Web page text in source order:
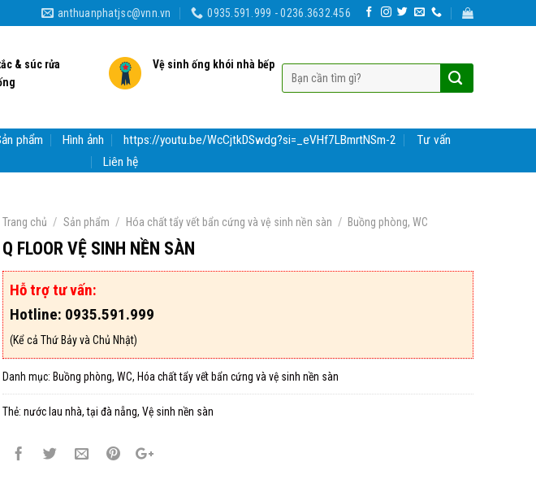
anthuanphatjsc@vnn.vn 0935.591.999 - 0236.3632.456
& súc rửa
Vệ sinh ống khói nhà bếp
phẩm Hình ảnh https://youtu.be/WcCjtkDSwdg?si=_eVHf7LBmrtNSm-2
Tư vấn
Liên hệ
Trang chủ / Sản phẩm / Hóa chất tẩy vết bẩn cứng và vệ sinh nền sàn / Buồng phòng, WC
Q FLOOR VỆ SINH NỀN SÀN
Hỗ trợ tư vấn:
Hotline: 0935.591.999
(Kể cả Thứ Bảy và Chủ Nhật)
Danh mục: Buồng phòng, WC, Hóa chất tẩy vết bẩn cứng và vệ sinh nền sàn
Thẻ: nước lau nhà,tại đà nẵng, Vệ sinh nền sàn